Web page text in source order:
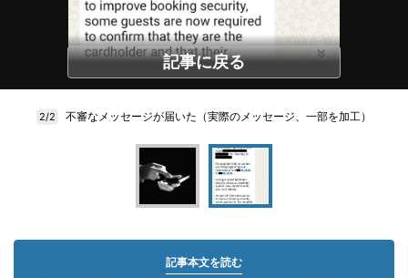
記事に戻る
2/2 不審なメッセージが届いた（実際のメッセージ、一部を加工）
記事本文を読む